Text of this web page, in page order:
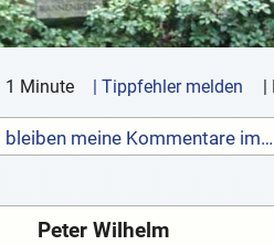
1 Minute | Tippfehler melden |
← Warum bleiben meine Kommentare immer hängen?
Peter Wilhelm